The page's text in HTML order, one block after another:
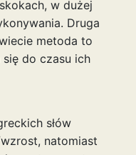
w dużej
Druga
metoda to
do czasu ich
słów
natomiast